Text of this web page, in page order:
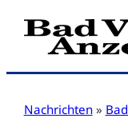
Zum
Inhalt
Nachrichten »